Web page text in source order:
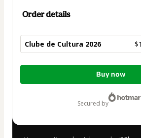
Order details
Clube de Cultura 2026
Total
Buy now
secured by